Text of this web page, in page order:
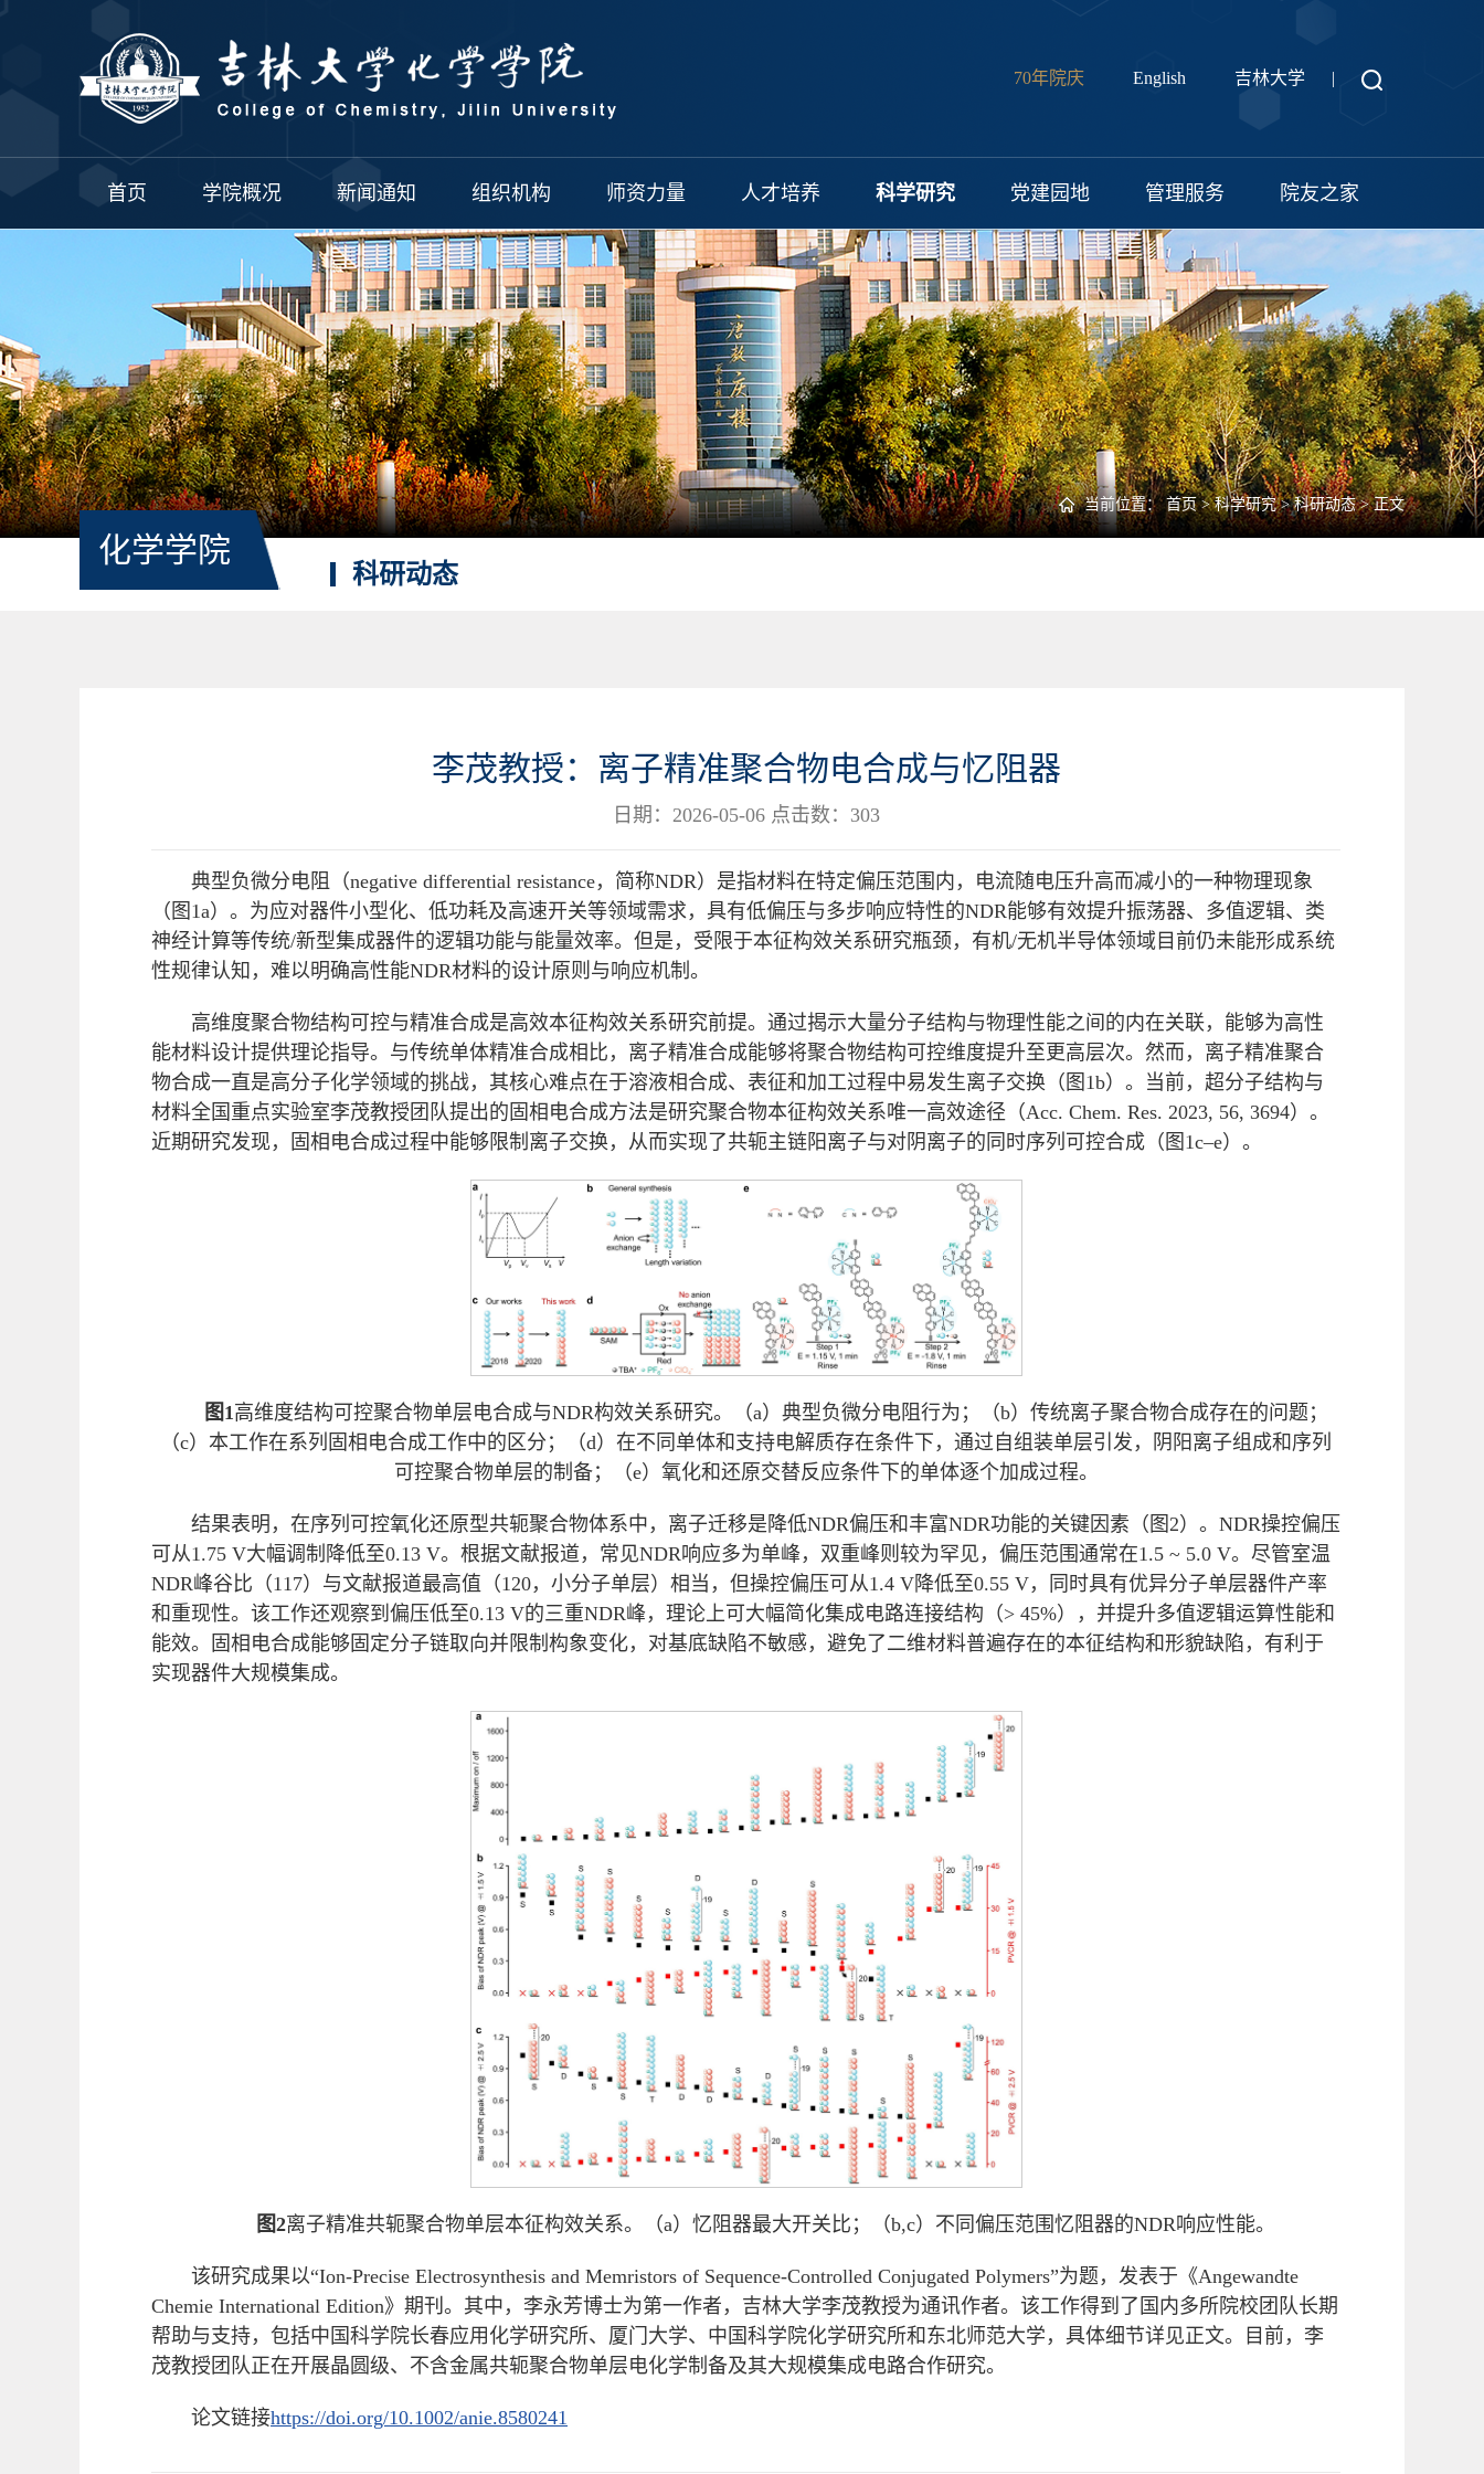
70年院庆 English 吉林大学 |
首页 学院概况 新闻通知 组织机构 师资力量 人才培养 科学研究 党建园地 管理服务 院友之家
当前位置：首页>科学研究>科研动态> 正文
化学学院
科研动态
李茂教授：离子精准聚合物电合成与忆阻器
日期：2026-05-06 点击数： 303
典型负微分电阻（negative differential resistance，简称NDR）是指材料在特定偏压范围内，电流随电压升高而减小的一种物理现象
（图1a）。为应对器件小型化、低功耗及高速开关等领域需求，具有低偏压与多步响应特性的NDR能够有效提升振荡器、多值逻辑、类
神经计算等传统/新型集成器件的逻辑功能与能量效率。但是，受限于本征构效关系研究瓶颈，有机/无机半导体领域目前仍未能形成系统
性规律认知，难以明确高性能NDR材料的设计原则与响应机制。
高维度聚合物结构可控与精准合成是高效本征构效关系研究前提。通过揭示大量分子结构与物理性能之间的内在关联，能够为高性
能材料设计提供理论指导。与传统单体精准合成相比，离子精准合成能够将聚合物结构可控维度提升至更高层次。然而，离子精准聚合
物合成一直是高分子化学领域的挑战，其核心难点在于溶液相合成、表征和加工过程中易发生离子交换（图1b）。当前，超分子结构与
材料全国重点实验室李茂教授团队提出的固相电合成方法是研究聚合物本征构效关系唯一高效途径（Acc. Chem. Res. 2023, 56, 3694）。
近期研究发现，固相电合成过程中能够限制离子交换，从而实现了共轭主链阳离子与对阴离子的同时序列可控合成（图1c–e）。
图1高维度结构可控聚合物单层电合成与NDR构效关系研究。（a）典型负微分电阻行为；（b）传统离子聚合物合成存在的问题；
（c）本工作在系列固相电合成工作中的区分；（d）在不同单体和支持电解质存在条件下，通过自组装单层引发，阴阳离子组成和序列
可控聚合物单层的制备；（e）氧化和还原交替反应条件下的单体逐个加成过程。
结果表明，在序列可控氧化还原型共轭聚合物体系中，离子迁移是降低NDR偏压和丰富NDR功能的关键因素（图2）。NDR操控偏压
可从1.75 V大幅调制降低至0.13 V。根据文献报道，常见NDR响应多为单峰，双重峰则较为罕见，偏压范围通常在1.5 ~ 5.0 V。尽管室温
NDR峰谷比（117）与文献报道最高值（120，小分子单层）相当，但操控偏压可从1.4 V降低至0.55 V，同时具有优异分子单层器件产率
和重现性。该工作还观察到偏压低至0.13 V的三重NDR峰，理论上可大幅简化集成电路连接结构（> 45%），并提升多值逻辑运算性能和
能效。固相电合成能够固定分子链取向并限制构象变化，对基底缺陷不敏感，避免了二维材料普遍存在的本征结构和形貌缺陷，有利于
实现器件大规模集成。
图2离子精准共轭聚合物单层本征构效关系。（a）忆阻器最大开关比；（b,c）不同偏压范围忆阻器的NDR响应性能。
该研究成果以“Ion-Precise Electrosynthesis and Memristors of Sequence-Controlled Conjugated Polymers”为题，发表于《Angewandte
Chemie International Edition》期刊。其中，李永芳博士为第一作者，吉林大学李茂教授为通讯作者。该工作得到了国内多所院校团队长期
帮助与支持，包括中国科学院长春应用化学研究所、厦门大学、中国科学院化学研究所和东北师范大学，具体细节详见正文。目前，李
茂教授团队正在开展晶圆级、不含金属共轭聚合物单层电化学制备及其大规模集成电路合作研究。
论文链接https://doi.org/10.1002/anie.8580241